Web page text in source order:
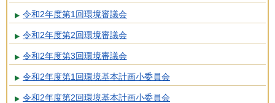
令和2年度第1回環境審議会
令和2年度第2回環境審議会
令和2年度第3回環境審議会
令和2年度第1回環境基本計画小委員会
令和2年度第2回環境基本計画小委員会